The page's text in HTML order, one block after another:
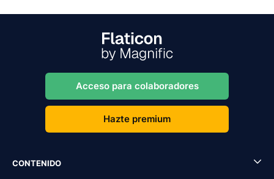
Acceso para colaboradores
Hazte premium
CONTENIDO